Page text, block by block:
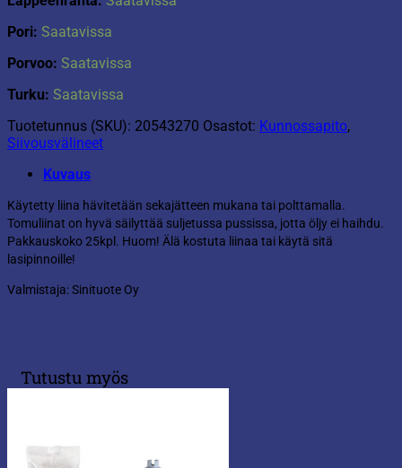
Pori: Saatavissa
Porvoo: Saatavissa
Turku: Saatavissa
Tuotetunnus (SKU): 20543270 Osastot: Kunnossapito,
Siivousvälineet
Kuvaus
Käytetty liina hävitetään sekajätteen mukana tai polttamalla.
Tomuliinat on hyvä säilyttää suljetussa pussissa, jotta öljy ei haihdu.
Pakkauskoko 25kpl. Huom! Älä kostuta liinaa tai käytä sitä
lasipinnoille!
Valmistaja: Sinituote Oy
Tutustu myös